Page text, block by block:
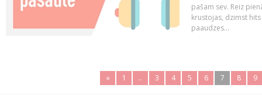
pašam sev. Reiz
krustojas, dzimst
paaudzes...
« 1 .. 3 4 5 6 7 8 9